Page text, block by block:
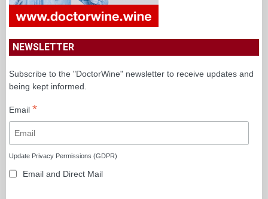
NEWSLETTER
Subscribe to the "DoctorWine" newsletter to receive updates and
being kept informed.
Email *
Update Privacy Permissions (GDPR)
Email and Direct Mail